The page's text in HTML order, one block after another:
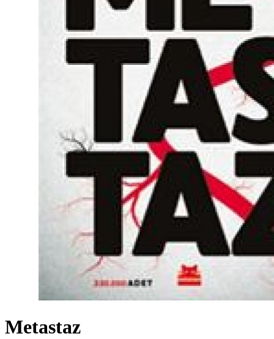
Metastaz